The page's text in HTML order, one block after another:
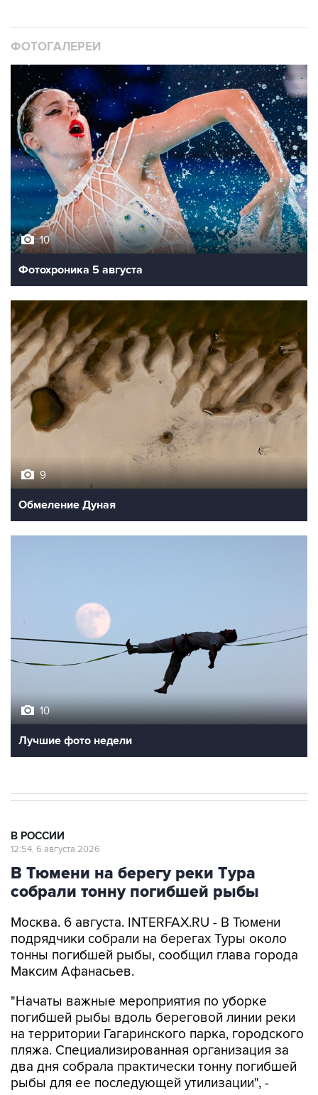
ФОТОГАЛЕРЕИ
10
Фотохроника 5 августа
9
Обмеление Дуная
10
Лучшие фото недели
В РОССИИ
12:54, 6 августа 2026
В Тюмени на берегу реки Тура
собрали тонну погибшей рыбы
Москва. 6 августа. INTERFAX.RU - В Тюмени
подрядчики собрали на берегах Туры около
тонны погибшей рыбы, сообщил глава города
Максим Афанасьев.
"Начаты важные мероприятия по уборке
погибшей рыбы вдоль береговой линии реки
на территории Гагаринского парка, городского
пляжа. Специализированная организация за
два дня собрала практически тонну погибшей
рыбы для ее последующей утилизации", -